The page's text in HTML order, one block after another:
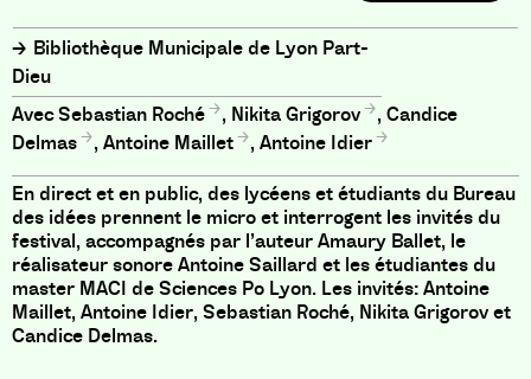
Bibliothèque Municipale de Lyon Part-
Dieu
Sebastian Roché
, Nikita Grigorov ,Candice
Delmas
,Antoine Maillet ,Antoine Idier
En direct et en public, des lycéens et étudiants du Bureau
des idées prennent le micro et interrogent les invités du
festival, accompagnés par l’auteur Amaury Ballet, le
réalisateur sonore Antoine Saillard et les étudiantes du
master MACI de Sciences Po Lyon. Les invités: Antoine
Maillet, Antoine Idier, Sebastian Roché, Nikita Grigorov et
Candice Delmas.